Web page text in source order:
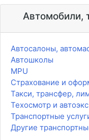
Автомобили,
Автосалоны,
Автошколы
MPU
Страхование и
Такси, трансфер,
Техосмотр и
Транспортные
Другие